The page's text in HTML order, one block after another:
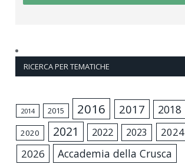
RICERCA PER TEMATICHE
2014 2015 2016 2017 2018
2020 2021 2022 2023 2024
2026 Accademia della Crusca